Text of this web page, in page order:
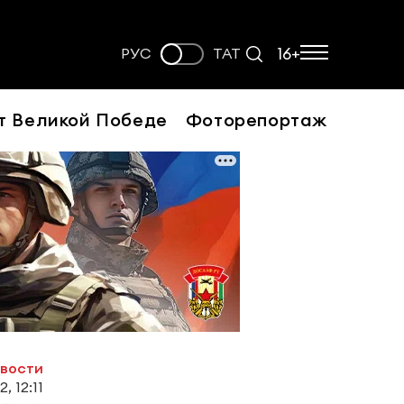
РУС ТАТ 16+
Великой Победе Фоторепортаж
12:11